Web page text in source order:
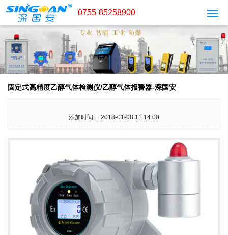
0755-85258900
固定式高精度乙醇气体检测仪/乙醇气体报警器-深国安
添加时间 : 2018-01-08 11:14:00